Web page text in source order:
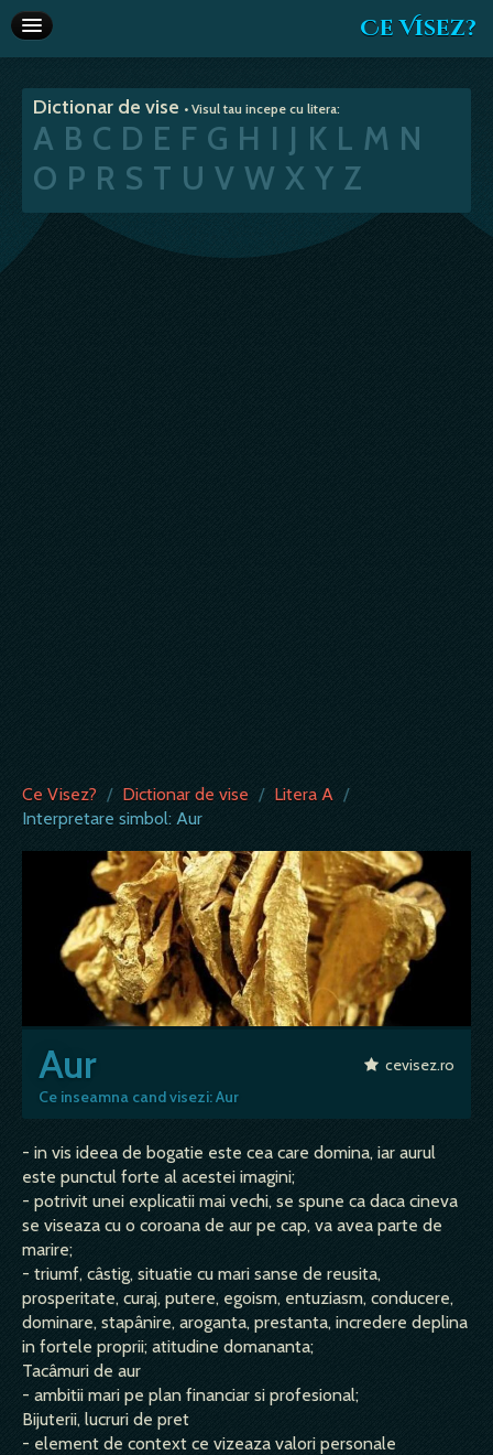
Ce Visez?
Interpretare vise
Articole
Va recomandam
Dictionar de vise • Visul tau incepe cu litera:
A B C D E F G H I J K L M N
O P R S T U V W X Y Z
Ce Visez? / Dictionar de vise / Litera A /
Interpretare simbol: Aur
Aur
Ce inseamna cand visezi: Aur
cevisez.ro
- in vis ideea de bogatie este cea care domina, iar aurul
este punctul forte al acestei imagini;
- potrivit unei explicatii mai vechi, se spune ca daca cineva
se viseaza cu o coroana de aur pe cap, va avea parte de
marire;
- triumf, câstig, situatie cu mari sanse de reusita,
prosperitate, curaj, putere, egoism, entuziasm, conducere,
dominare, stapânire, aroganta, prestanta, incredere deplina
in fortele proprii; atitudine domananta;
Tacâmuri de aur
- ambitii mari pe plan financiar si profesional;
Bijuterii, lucruri de pret
- element de context ce vizeaza valori personale